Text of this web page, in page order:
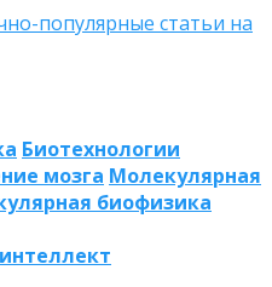
Биотехнологии
мозга Молекулярная
биофизика